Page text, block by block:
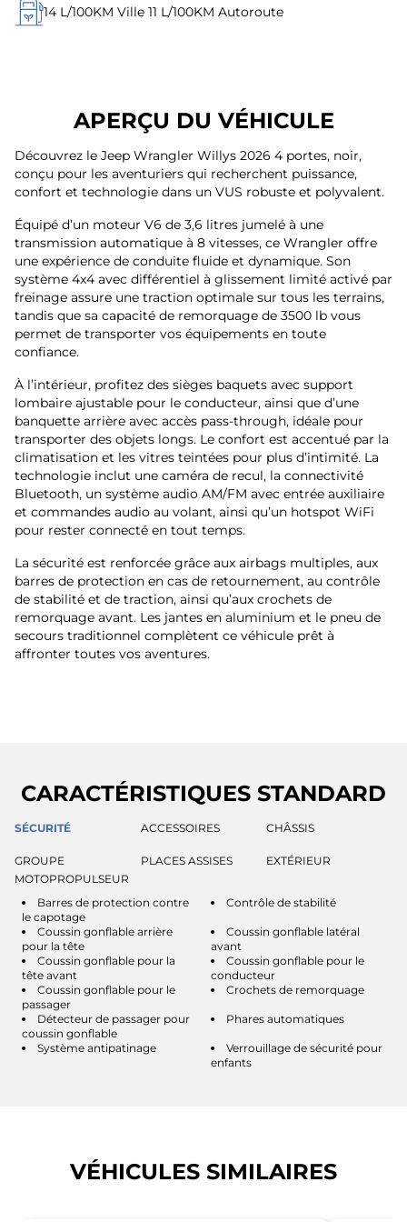
14 L/100KM Ville 11 L/100KM Autoroute
APERÇU DU VÉHICULE
Découvrez le Jeep Wrangler Willys 2026 4 portes, noir,
conçu pour les aventuriers qui recherchent puissance,
confort et technologie dans un VUS robuste et polyvalent.
Équipé d’un moteur V6 de 3,6 litres jumelé à une
transmission automatique à 8 vitesses, ce Wrangler offre
une expérience de conduite fluide et dynamique. Son
système 4x4 avec différentiel à glissement limité activé par
freinage assure une traction optimale sur tous les terrains,
tandis que sa capacité de remorquage de 3500 lb vous
permet de transporter vos équipements en toute
confiance.
À l’intérieur, profitez des sièges baquets avec support
lombaire ajustable pour le conducteur, ainsi que d’une
banquette arrière avec accès pass-through, idéale pour
transporter des objets longs. Le confort est accentué par la
climatisation et les vitres teintées pour plus d’intimité. La
technologie inclut une caméra de recul, la connectivité
Bluetooth, un système audio AM/FM avec entrée auxiliaire
et commandes audio au volant, ainsi qu’un hotspot WiFi
pour rester connecté en tout temps.
La sécurité est renforcée grâce aux airbags multiples, aux
barres de protection en cas de retournement, au contrôle
de stabilité et de traction, ainsi qu’aux crochets de
remorquage avant. Les jantes en aluminium et le pneu de
secours traditionnel complètent ce véhicule prêt à
affronter toutes vos aventures.
CARACTÉRISTIQUES STANDARD
SÉCURITÉ ACCESSOIRES CHÂSSIS
GROUPE
MOTOPROPULSEUR
PLACES ASSISES EXTÉRIEUR
Barres de protection contre
le capotage
Contrôle de stabilité
Coussin gonflable arrière
pour la tête
Coussin gonflable latéral
avant
Coussin gonflable pour la
tête avant
Coussin gonflable pour le
conducteur
Coussin gonflable pour le
passager
Crochets de remorquage
Détecteur de passager pour
coussin gonflable
Phares automatiques
Système antipatinage
Verrouillage de sécurité pour
enfants
VÉHICULES SIMILAIRES